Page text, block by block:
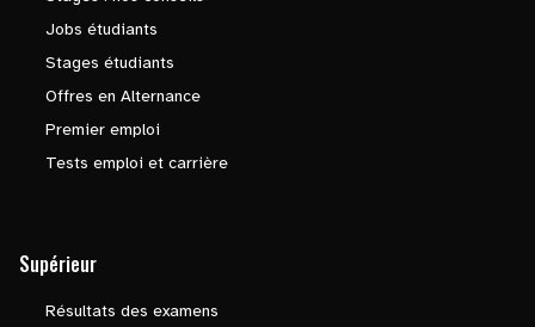
Jobs étudiants
Stages étudiants
Offres en Alternance
Premier emploi
Tests emploi et carrière
Supérieur
Résultats des examens